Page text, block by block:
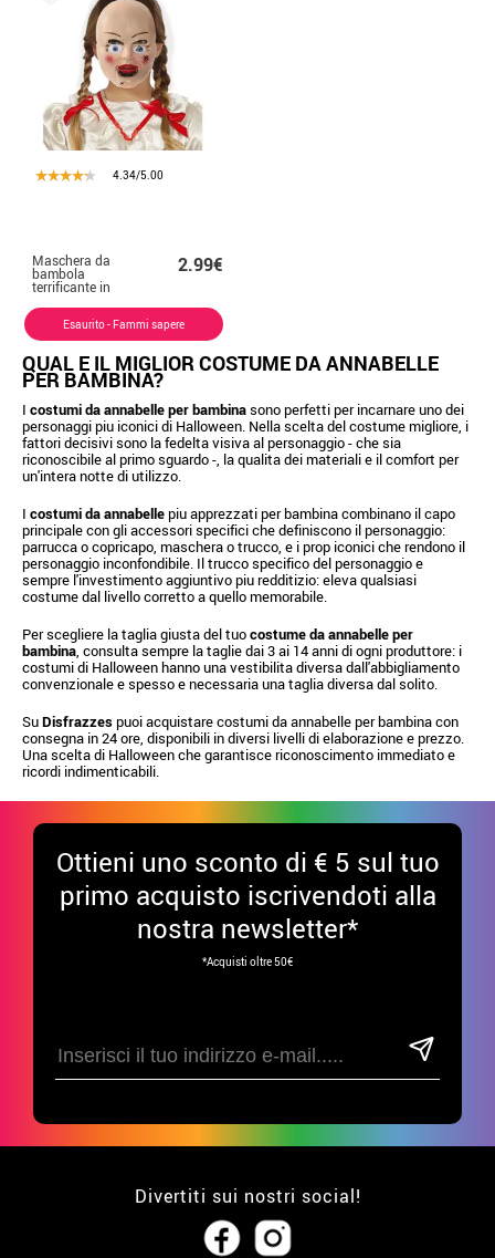
4.34/5.00
Maschera da
bambola
terrificante in
2.99€
Esaurito - Fammi sapere
QUAL E IL MIGLIOR COSTUME DA ANNABELLE
PER BAMBINA?
I costumi da annabelle per bambinasono perfetti per incarnare uno dei
personaggi piu iconici di Halloween. Nella scelta del costume migliore, i
fattori decisivi sono la fedelta visiva al personaggio - che sia
riconoscibile al primo sguardo -, la qualita dei materiali e il comfort per
un'intera notte di utilizzo.
I costumi da annabellepiu apprezzati per bambina combinano il capo
principale con gli accessori specifici che definiscono il personaggio:
parrucca o copricapo, maschera o trucco, e i prop iconici che rendono il
personaggio inconfondibile. Il trucco specifico del personaggio e
sempre l'investimento aggiuntivo piu redditizio: eleva qualsiasi
costume dal livello corretto a quello memorabile.
Per scegliere la taglia giusta del tuocostume da annabelle per
bambina, consulta sempre la taglie dai 3 ai 14 anni di ogni produttore: i
costumi di Halloween hanno una vestibilita diversa dall'abbigliamento
convenzionale e spesso e necessaria una taglia diversa dal solito.
SuDisfrazzespuoi acquistare costumi da annabelle per bambina con
consegna in 24 ore, disponibili in diversi livelli di elaborazione e prezzo.
Una scelta di Halloween che garantisce riconoscimento immediato e
ricordi indimenticabili.
Ottieni uno sconto di € 5 sul tuo
primo acquisto iscrivendoti alla
nostra newsletter*
*Acquisti oltre 50€
Divertiti sui nostri social!